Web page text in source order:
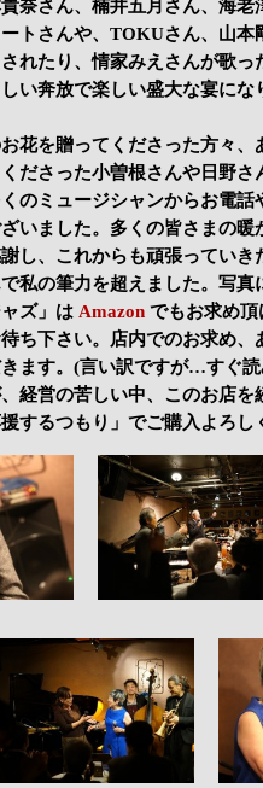
奈さん、楠井五月さん、海
トさんや、TOKUさん、山
れたり、情家みえさんが歌
しい奔放で楽しい盛大な宴に
花を贈ってくださった方々
ださった小曽根さんや日野
のミュージシャンからお電話
いました。多くの皆さまの
し、これからも頑張ってい
私の筆力を超えました。写真
ズ」は Amazon でもお求め
ち下さい。店内でのお求め
ます。(言い訳ですが…すぐ
経営の苦しい中、このお店を
するつもり」でご購入よろし